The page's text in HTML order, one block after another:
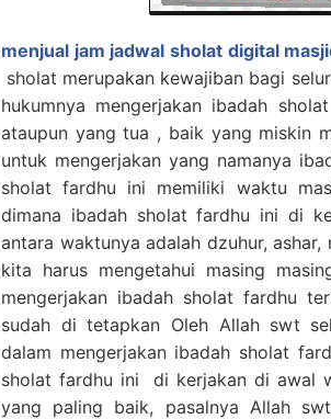
menjual jam jadwal sholat digital
sholat merupakan kewajiban bagi
hukumnya mengerjakan ibadah
ataupun yang tua , baik yang miskin
untuk mengerjakan yang namanya
sholat fardhu ini memiliki waktu
dimana ibadah sholat fardhu ini di
antara waktunya adalah dzuhur,
kita harus mengetahui masing
mengerjakan ibadah sholat fardhu
sudah di tetapkan Oleh Allah swt
dalam mengerjakan ibadah sholat
sholat fardhu ini di kerjakan di awal
yang paling baik, pasalnya Allah